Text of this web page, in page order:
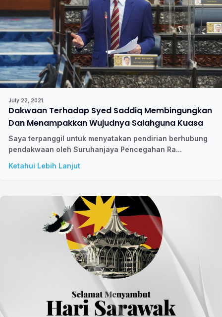
July 22, 2021
Dakwaan Terhadap Syed Saddiq Membingungkan
Dan Menampakkan Wujudnya Salahguna Kuasa
Saya terpanggil untuk menyatakan pendirian berhubung
pendakwaan oleh Suruhanjaya Pencegahan Ra...
Ketahui Lebih Lanjut